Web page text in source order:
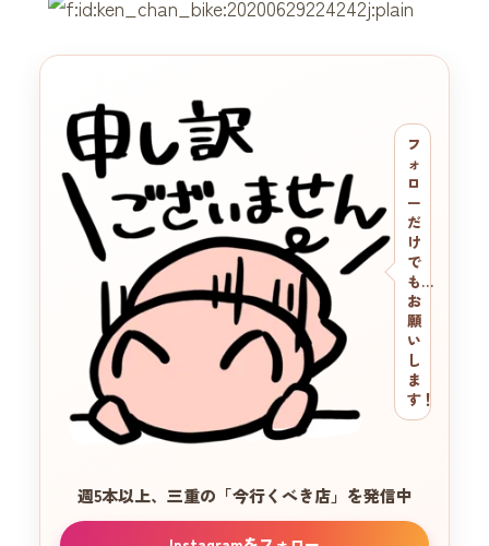
フ
ォ
ロ
ー
だ
け
で
も…
お
願
い
し
ま
す！
週5本以上、三重の 「今行くべき店」を発信中